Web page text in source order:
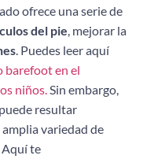
ofrece una serie de
del pie, mejorar la
. Puedes leer aquí
barefoot en el
niños.Sin embargo,
resultar
variedad de
Aquí te